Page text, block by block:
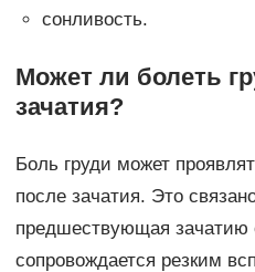
сонливость.
Может ли болеть
зачатия?
Боль груди может
после зачатия. Это
предшествующая зачатию
сопровождается резким